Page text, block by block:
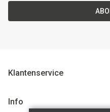
Klantenservice
Info